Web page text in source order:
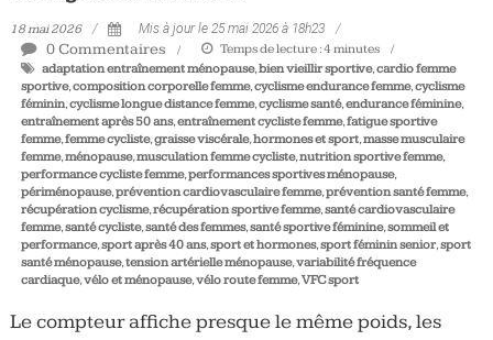
18 mai 2026 Mis à jour le 25 mai 2026 à 18h23
0 Commentaires Temps de lecture :4 minutes
adaptation entraînement ménopause,bien vieillir sportive,cardio femme
sportive,composition corporelle femme,cyclisme endurance femme,cyclisme
féminin,cyclisme longue distance femme,cyclisme santé,endurance féminine,
entraînement après 50 ans,entraînement cycliste femme,fatigue sportive
femme,femme cycliste,graisse viscérale,hormones et sport,masse musculaire
femme,ménopause,musculation femme cycliste,nutrition sportive femme,
performance cycliste femme,performances sportives ménopause,
périménopause,prévention cardiovasculaire femme,prévention santé femme,
récupération cyclisme,récupération sportive femme,santé cardiovasculaire
femme,santé cycliste,santé des femmes,santé sportive féminine,sommeil et
performance,sport après 40 ans,sport et hormones,sport féminin senior,sport
santé ménopause,tension artérielle ménopause,variabilité fréquence
cardiaque,vélo et ménopause,vélo route femme,VFC sport
Le compteur affiche presque le même poids, les